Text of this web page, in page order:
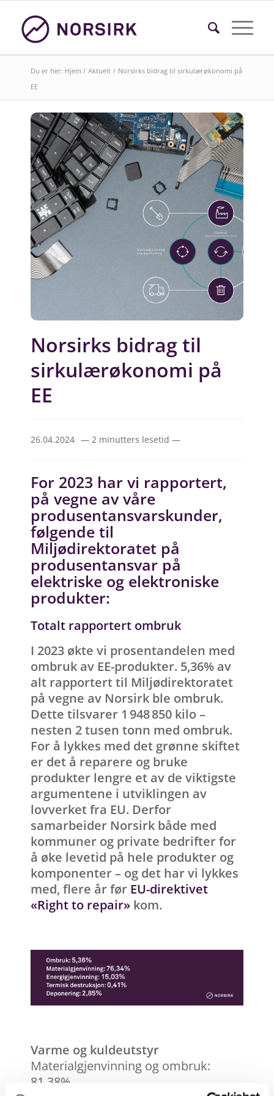
Du er her: Hjem / Aktuelt / Norsirks bidrag til sirkulærøkonomi på
EE
Norsirks bidrag til
sirkulærøkonomi på
EE
26.04.2024 — 2 minutters lesetid —
For 2023 har vi rapportert,
på vegne av våre
produsentansvarskunder,
følgende til
Miljødirektoratet på
produsentansvar på
elektriske og elektroniske
produkter:
Totalt rapportert ombruk
I 2023 økte vi prosentandelen med
ombruk av EE-produkter. 5,36% av
alt rapportert til Miljødirektoratet
på vegne av Norsirk ble ombruk.
Dette tilsvarer 1 948 850 kilo –
nesten 2 tusen tonn med ombruk.
For å lykkes med det grønne skiftet
er det å reparere og bruke
produkter lengre et av de viktigste
argumentene i utviklingen av
lovverket fra EU. Derfor
samarbeider Norsirk både med
kommuner og private bedrifter for
å øke levetid på hele produkter og
komponenter – og det har vi lykkes
med, flere år før EU-direktivet
«Right to repair» kom.
Varme og kuldeutstyr
Materialgjenvinning og ombruk:
81,38%